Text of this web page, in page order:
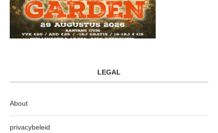
LEGAL
About
privacybeleid